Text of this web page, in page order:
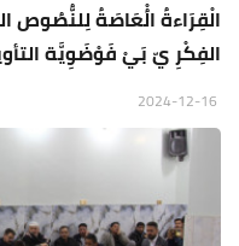
الْقِرَاءةُ الُْعَاصَةُ لِلنُّصُوص
الفِكْرِ يّ بَيْ فَوْضَوِيَّة